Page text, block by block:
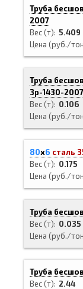
Труба
2007
Вес (т) 5.409
Цена (руб./
Труба
3р-1430-2007
Вес (т)
0.106
Цена (руб./
80х6 сталь
Вес (т)
0.175
Цена (руб./
Труба
Вес (т)
0.035
Цена (руб./
Труба
Вес (т)
2.44